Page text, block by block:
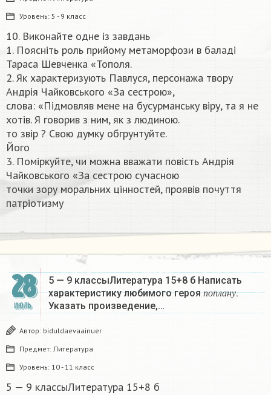
Уровень: 5 - 9 класс
10. Виконайте одне із завдань
1. Поясніть роль прийому метаморфози в баладі
Тараса Шевченка «Тополя.
2. Як характеризують Павлуся, персонажа твору
Андрія Чайковського «За сестрою»,
слова: «Підмовляв мене на бусурманську віру, та я не
хотів. Я говорив з ним, як з людиною.
то звiр ? Свою думку обгрунтуйте.
Його
3. Поміркуйте, чи можна вважати повість Андрія
Чайковського «За сестрою сучасною
точки зору моральних цінностей, проявів почуття
патріотизму​
28
ИЮЛЬ
5 — 9 классыЛитература 15+8 б Написать
характеристику любимого героя
п о пл а н у
поплану
.
Указать произведение,…
Автор: biduldaevaainuer
Предмет: Литература
Уровень: 10 - 11 класс
5 — 9 классыЛитература 15+8 б